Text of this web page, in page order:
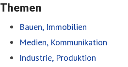
Themen
Bauen, Immobilien
Medien, Kommunikation
Industrie, Produktion